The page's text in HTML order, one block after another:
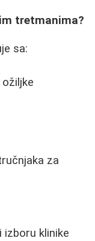
tretmanima?
sa:
za
izboru klinike